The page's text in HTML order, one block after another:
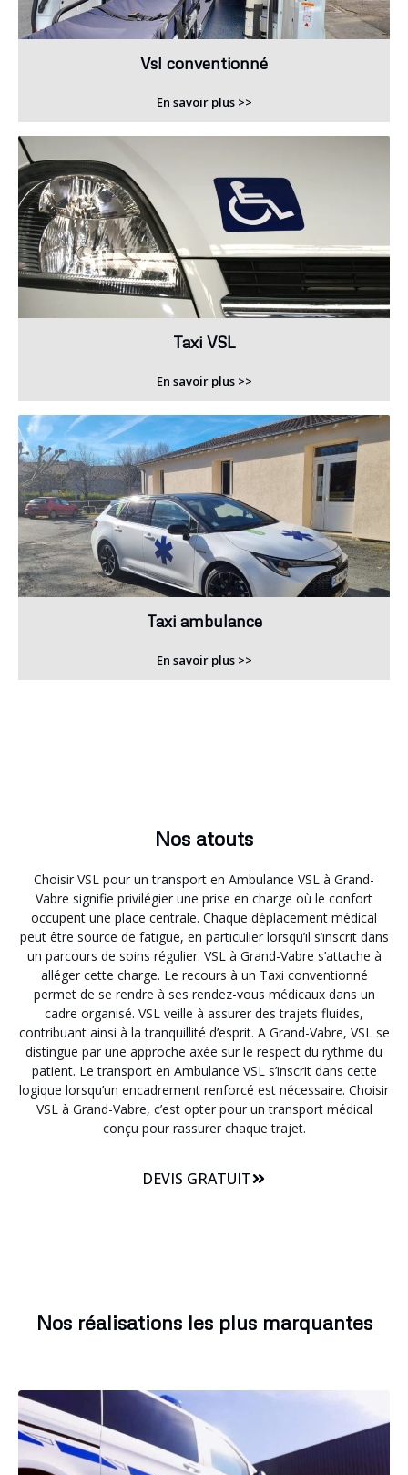
Vsl conventionné
En savoir plus >>
Taxi VSL
En savoir plus >>
Taxi ambulance
En savoir plus >>
Nos atouts
Choisir VSL pour un transport en Ambulance VSL à Grand-
Vabre signifie privilégier une prise en charge où le confort
occupent une place centrale. Chaque déplacement médical
peut être source de fatigue, en particulier lorsqu’il s’inscrit dans
un parcours de soins régulier. VSL à Grand-Vabre s’attache à
alléger cette charge. Le recours à un Taxi conventionné
permet de se rendre à ses rendez-vous médicaux dans un
cadre organisé. VSL veille à assurer des trajets fluides,
contribuant ainsi à la tranquillité d’esprit. A Grand-Vabre, VSL se
distingue par une approche axée sur le respect du rythme du
patient. Le transport en Ambulance VSL s’inscrit dans cette
logique lorsqu’un encadrement renforcé est nécessaire. Choisir
VSL à Grand-Vabre, c’est opter pour un transport médical
conçu pour rassurer chaque trajet.
DEVIS GRATUIT
Nos réalisations les plus marquantes